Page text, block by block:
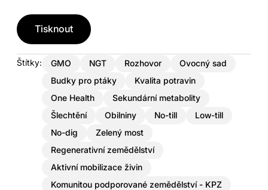
Tisknout
Štítky: GMO NGT Rozhovor
Ovocný sad
Budky pro ptáky
Kvalita potravin
One Health
Sekundární metabolity
Šlechtění
Obilniny No-till
Low-till
No-dig
Zelený most
Regenerativní zemědělství
Aktivní mobilizace živin
Komunitou podporované zemědělství - KPZ